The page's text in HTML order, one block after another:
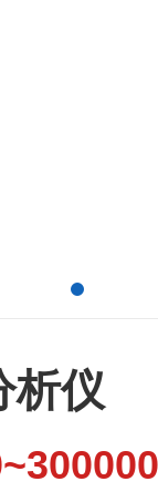
析仪